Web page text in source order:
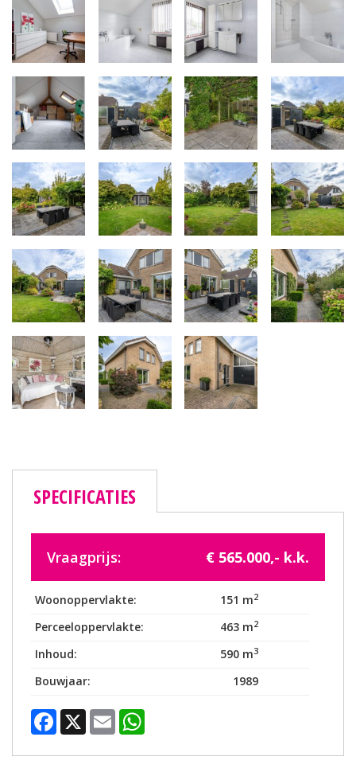
SPECIFICATIES
Vraagprijs: € 565.000,- k.k.
Woonoppervlakte: 151 m2
Perceeloppervlakte: 463 m2
Inhoud: 590 m3
Bouwjaar: 1989
Facebook
X Email